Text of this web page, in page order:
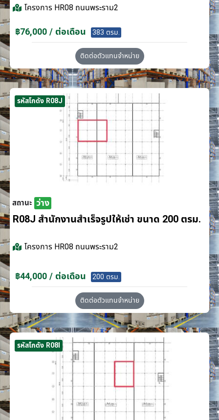
โครงการ HR08 ถนนพระราม2
฿76,000 / ต่อเดือน 383 ตรม.
ติดต่อตัวแทนจำหน่าย
รหัสโกดัง R08J
สถานะ ว่าง
R08J สำนักงานสำเร็จรูปให้เช่า ขนาด 200 ตรม.
โครงการ HR08 ถนนพระราม2
฿44,000 / ต่อเดือน 200 ตรม.
ติดต่อตัวแทนจำหน่าย
รหัสโกดัง R08I